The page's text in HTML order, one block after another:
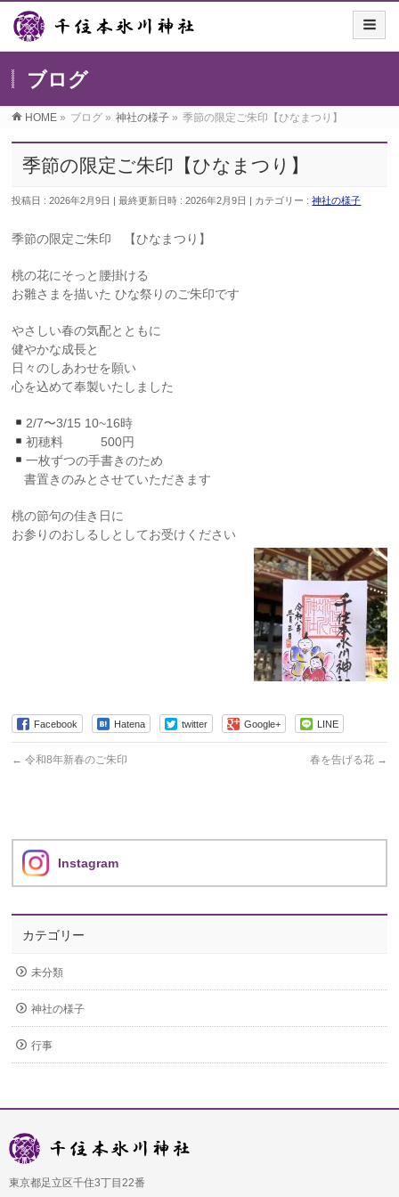
ブログ
HOME » ブログ » 神社の様子 » 季節の限定ご朱印【ひなまつり】
季節の限定ご朱印【ひなまつり】
投稿日 : 2026年2月9日 最終更新日時 : 2026年2月9日 カテゴリー :神社の様子
季節の限定ご朱印 【ひなまつり】
桃の花にそっと腰掛ける
お雛さまを描いた ひな祭りのご朱印です
やさしい春の気配とともに
健やかな成長と
日々のしあわせを願い
心を込めて奉製いたしました
2/7〜3/15 10~16時
初穂料 500円
一枚ずつの手書きのため
書置きのみとさせていただきます
桃の節句の佳き日に
お参りのおしるしとしてお受けください
Facebook Hatena twitter Google+ LINE
← 令和8年新春のご朱印 春を告げる花 →
Instagram
カテゴリー
未分類
神社の様子
行事
東京都足立区千住3丁目22番